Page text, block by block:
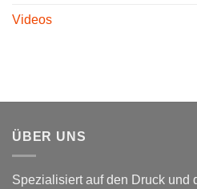
Videos
ÜBER UNS
Spezialisiert auf den Druck und